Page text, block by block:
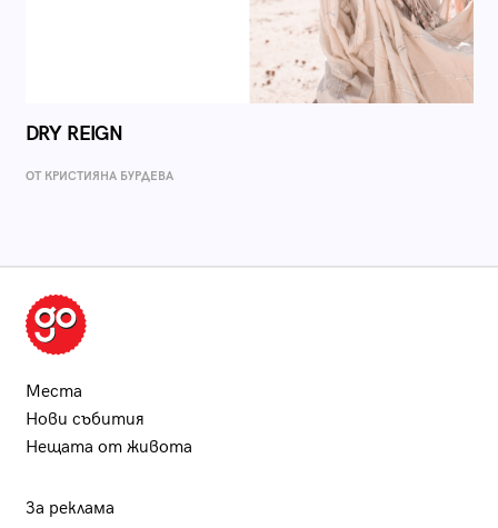
DRY REIGN
ОТ КРИСТИЯНА БУРДЕВА
Места
Нови събития
Нещата от живота
За реклама